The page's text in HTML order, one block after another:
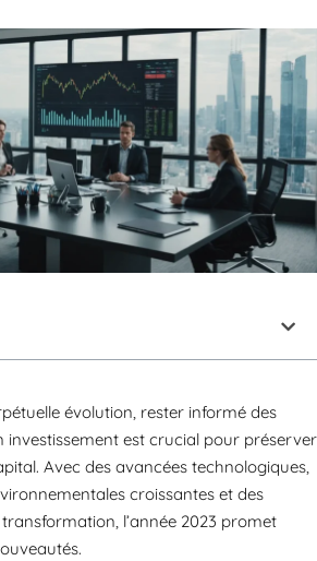
évolution, rester informé des
investissement est crucial pour préserver
Avec des avancées technologiques,
croissantes et des
l’année 2023 promet